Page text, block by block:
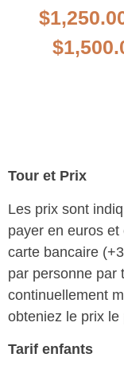
$
$
Tour et Prix
Les prix sont
payer en euros
carte bancaire
par personne par
continuellement
obteniez le prix le
Tarif enfants